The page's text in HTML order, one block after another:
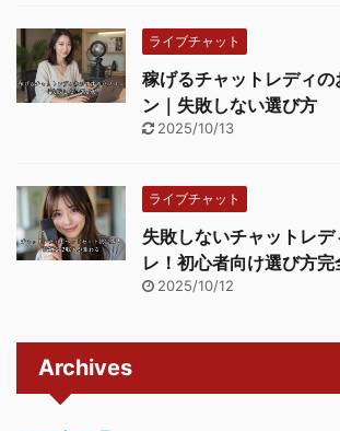
ライブチャット
稼げるチャットレディの
ン｜失敗しない選び方
2025/10/13
ライブチャット
失敗しないチャットレデ
レ！初心者向け選び方完
2025/10/12
Archives